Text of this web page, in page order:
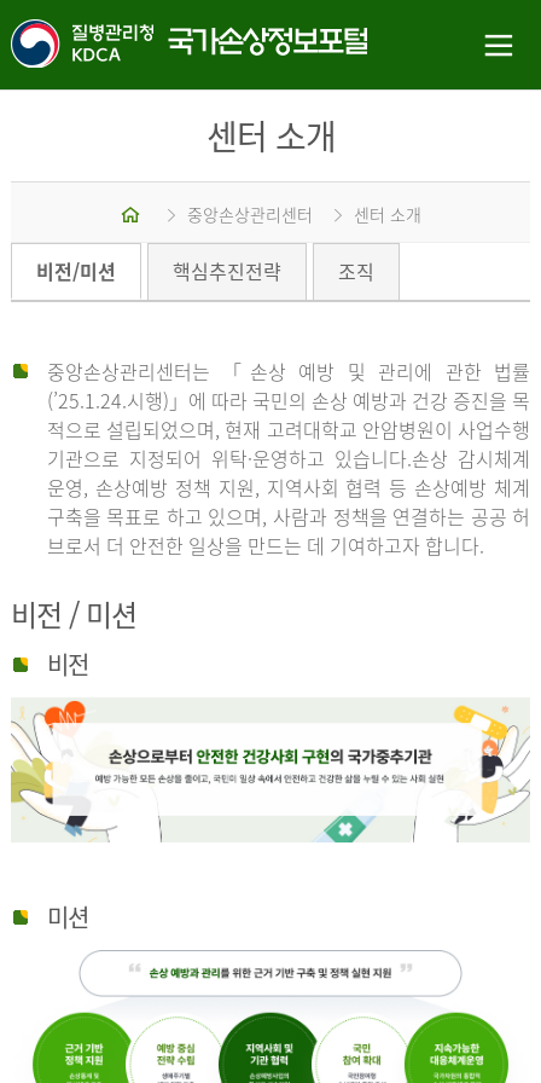
센터 소개
중앙손상관리센터 센터 소개
비전/미션 핵심추진전략 조직
중앙손상관리센터는 「손상 예방 및 관리에 관한 법률
(’25.1.24.시행)」에 따라 국민의 손상 예방과 건강 증진을 목
적으로 설립되었으며, 현재 고려대학교 안암병원이 사업수행
기관으로 지정되어 위탁·운영하고 있습니다.손상 감시체계
운영, 손상예방 정책 지원, 지역사회 협력 등 손상예방 체계
구축을 목표로 하고 있으며, 사람과 정책을 연결하는 공공 허
브로서 더 안전한 일상을 만드는 데 기여하고자 합니다.
비전 / 미션
비전
미션